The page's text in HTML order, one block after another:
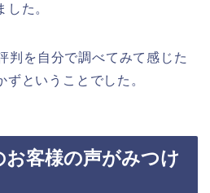
た。
判を自分で調べてみて感じた
ということでした。
客様の声がみつけ